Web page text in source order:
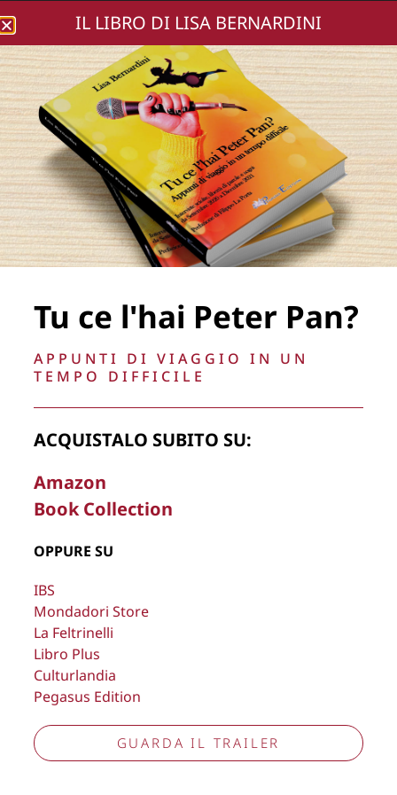
Lisa Bernardini
POST-EVENTO-2025
rimuovere, oscurare, modificare, immagini e testi del sito, a
propria discrezione.
Cookie PolicyPrivacy Policy
IL LIBRO DI LISA BERNARDINI
Tu ce l'hai Peter Pan?
APPUNTI DI VIAGGIO IN UN
TEMPO DIFFICILE
ACQUISTALO SUBITO SU:
Amazon
Book Collection
OPPURE SU
IBS
Mondadori Store
La Feltrinelli
Libro Plus
Culturlandia
Pegasus Edition
GUARDA IL TRAILER